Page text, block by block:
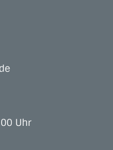
Uhr